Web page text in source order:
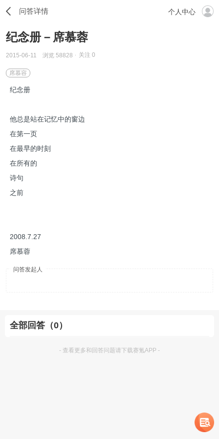
问答详情 个人中心
纪念册－席慕蓉
2015-06-11 浏览 58828 关注 0
席慕容
纪念册
他总是站在记忆中的窗边
在第一页
在最早的时刻
在所有的
诗句
之前
2008.7.27
席慕蓉
问答发起人
全部回答（0）
- 查看更多和回答问题请下载赛氪APP -